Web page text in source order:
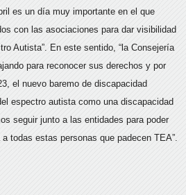
es un día muy importante en el que
con las asociaciones para dar visibilidad
Autista”. En este sentido, “la Consejería
para reconocer sus derechos y por
el nuevo baremo de discapacidad
espectro autista como una discapacidad
seguir junto a las entidades para poder
todas estas personas que padecen TEA”.